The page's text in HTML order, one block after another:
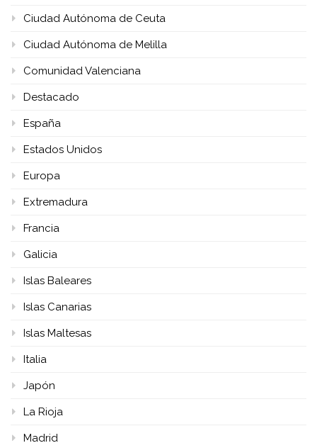
Ciudad Autónoma de Ceuta
Ciudad Autónoma de Melilla
Comunidad Valenciana
Destacado
España
Estados Unidos
Europa
Extremadura
Francia
Galicia
Islas Baleares
Islas Canarias
Islas Maltesas
Italia
Japón
La Rioja
Madrid